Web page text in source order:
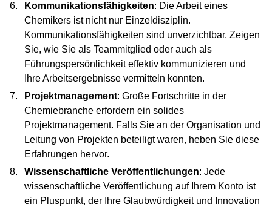
Kommunikationsfähigkeiten: Die Arbeit eines
Chemikers ist nicht nur Einzeldisziplin.
Kommunikationsfähigkeiten sind unverzichtbar. Zeigen
Sie, wie Sie als Teammitglied oder auch als
Führungspersönlichkeit effektiv kommunizieren und
Ihre Arbeitsergebnisse vermitteln konnten.
Projektmanagement: Große Fortschritte in der
Chemiebranche erfordern ein solides
Projektmanagement. Falls Sie an der Organisation und
Leitung von Projekten beteiligt waren, heben Sie diese
Erfahrungen hervor.
Wissenschaftliche Veröffentlichungen: Jede
wissenschaftliche Veröffentlichung auf Ihrem Konto ist
ein Pluspunkt, der Ihre Glaubwürdigkeit und Innovation